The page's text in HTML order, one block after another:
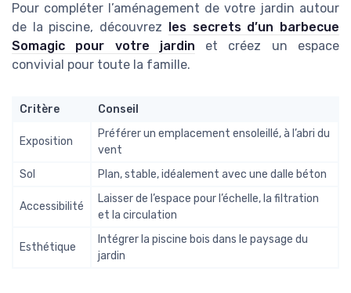
Pour compléter l’aménagement de votre jardin autour
de la piscine, découvrez
les secrets d’un barbecue
Somagic pour votre jardin et créez un espace
convivial pour toute la famille.
Critère Conseil
Exposition
Préférer un emplacement ensoleillé, à l’abri du
vent
Sol
Plan, stable, idéalement avec une dalle béton
Accessibilité
Laisser de l’espace pour l’échelle, la filtration
et la circulation
Esthétique
Intégrer la piscine bois dans le paysage du
jardin